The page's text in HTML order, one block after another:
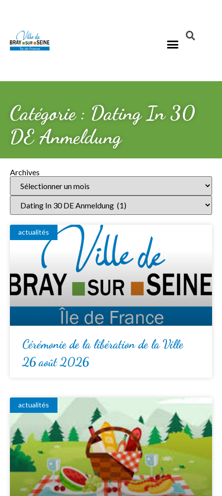
Catégorie : Dating In 30
DE Anmeldung
Archives
actualités
Cérémonie de la libération de la Ville
26 août 2026
actualités